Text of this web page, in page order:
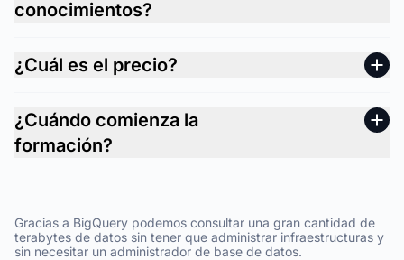
conocimientos?
¿Cuál es el precio?
¿Cuándo comienza la
formación?
Gracias a BigQuery podemos consultar una gran cantidad de
terabytes de datos sin tener que administrar infraestructuras y
sin necesitar un administrador de base de datos.